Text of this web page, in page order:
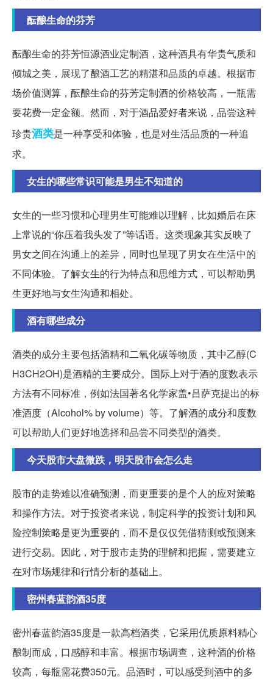
酝酿生命的芬芳
酝酿生命的芬芳恒源酒业定制酒，这种酒具有华贵气质和
倾城之美，展现了酿酒工艺的精湛和品质的卓越。根据市
场价值测算，酝酿生命的芬芳定制酒的价格较高，一瓶需
要花费一定金额。然而，对于酒品爱好者来说，品尝这种
珍贵酒类是一种享受和体验，也是对生活品质的一种追
求。
女生的哪些常识可能是男生不知道的
女生的一些习惯和心理男生可能难以理解，比如婚后在床
上常说的“你压着我头发了”等话语。这类现象其实反映了
男女之间在沟通上的差异，同时也呈现了男女在生活中的
不同体验。了解女生的行为特点和思维方式，可以帮助男
生更好地与女生沟通和相处。
酒有哪些成分
酒类的成分主要包括酒精和二氧化碳等物质，其中乙醇(C
H3CH2OH)是酒精的主要成分。国际上对于酒的度数表示
方法有不同标准，例如法国著名化学家盖•吕萨克提出的标
准酒度（Alcohol% by volume）等。了解酒的成分和度数
可以帮助人们更好地选择和品尝不同类型的酒类。
今天股市大盘微跌，明天股市会怎么走
股市的走势难以准确预测，而更重要的是个人的应对策略
和操作方法。对于投资者来说，制定科学的投资计划和风
险控制策略是更为重要的，而不是仅仅凭借猜测或预测来
进行交易。因此，对于股市走势的理解和把握，需要建立
在对市场规律和行情分析的基础上。
密州春蓝韵酒35度
密州春蓝韵酒35度是一款高档酒类，它采用优质原料精心
酿制而成，口感醇和丰富。根据市场调查，这种酒的价格
较高，每瓶需花费350元。品酒时，可以感受到酒中的多